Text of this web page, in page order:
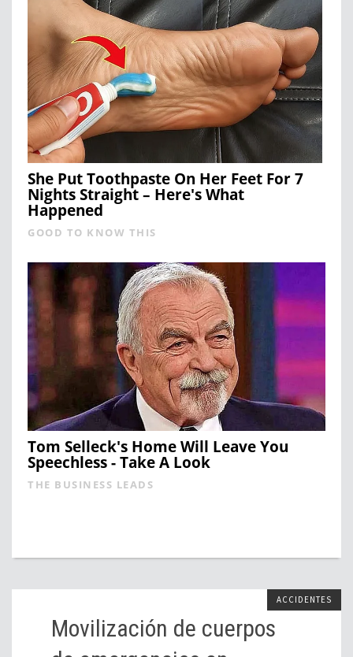
She Put Toothpaste On Her Feet For 7
Nights Straight – Here's What
Happened
GOOD TO KNOW THIS
Tom Selleck's Home Will Leave You
Speechless - Take A Look
THE BUSINESS LEADS
ACCIDENTES
Movilización de cuerpos